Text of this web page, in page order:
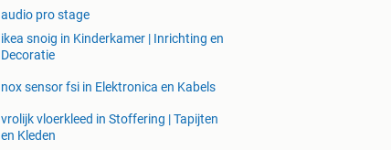
audio pro stage
ikea snoig in Kinderkamer | Inrichting en
Decoratie
nox sensor fsi in Elektronica en Kabels
vrolijk vloerkleed in Stoffering | Tapijten
en Kleden